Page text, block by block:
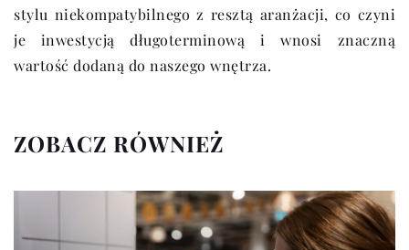
stylu niekompatybilnego z resztą aranżacji, co czyni
je inwestycją długoterminową i wnosi znaczną
wartość dodaną do naszego wnętrza.
ZOBACZ RÓWNIEŻ